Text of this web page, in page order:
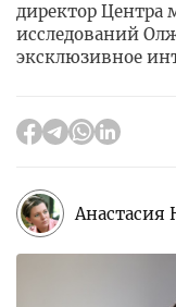
директор Центра
исследований
эксклюзивное
Анастасия